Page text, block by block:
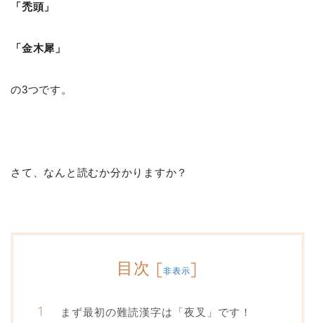
「禿頭」
「金木犀」
の3つです。
さて、なんと読むか分かりますか？
目次 [非表示]
まず最初の難読漢字は「夜叉」です！